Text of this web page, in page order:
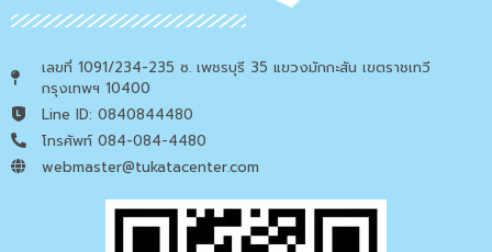
เลขที่ 1091/234-235 ซ. เพชรบุรี 35 แขวงมักกะสัน เขตราชเทวี
กรุงเทพฯ 10400
Line ID: 0840844480
โทรศัพท์ 084-084-4480
webmaster@tukatacenter.com